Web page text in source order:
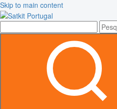
Skip to main content